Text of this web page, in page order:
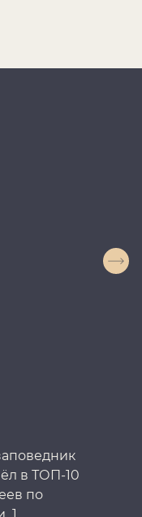
в ТОП-10
по